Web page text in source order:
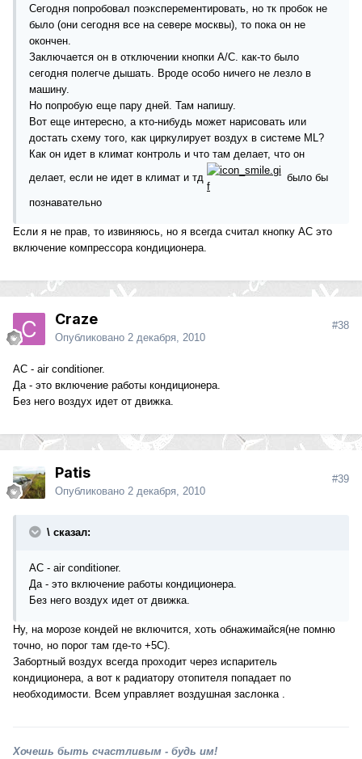
Сегодня попробовал поэксперементировать, но тк пробок не
было (они сегодня все на севере москвы), то пока он не
окончен.
Заключается он в отключении кнопки A/C. как-то было
сегодня полегче дышать. Вроде особо ничего не лезло в
машину.
Но попробую еще пару дней. Там напишу.
Вот еще интересно, а кто-нибудь может нарисовать или
достать схему того, как циркулирует воздух в системе ML?
Как он идет в климат контроль и что там делает, что он
делает, если не идет в климат и тд
было бы
познавательно
Если я не прав, то извиняюсь, но я всегда считал кнопку АС это
включение компрессора кондиционера.
Craze
Опубликовано 2 декабря, 2010
#38
АС - air conditioner.
Да - это включение работы кондиционера.
Без него воздух идет от движка.
Patis
Опубликовано 2 декабря, 2010
#39
\ сказал:
АС - air conditioner.
Да - это включение работы кондиционера.
Без него воздух идет от движка.
Ну, на морозе кондей не включится, хоть обнажимайся(не помню
точно, но порог там где-то +5С).
Забортный воздух всегда проходит через испаритель
кондиционера, а вот к радиатору отопителя попадает по
необходимости. Всем управляет воздушная заслонка .
Хочешь быть счастливым - будь им!